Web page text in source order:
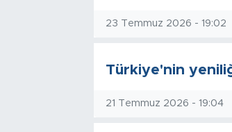
23 Temmuz 2026 - 19:02
Türkiye'nin
21 Temmuz 2026 - 19:04